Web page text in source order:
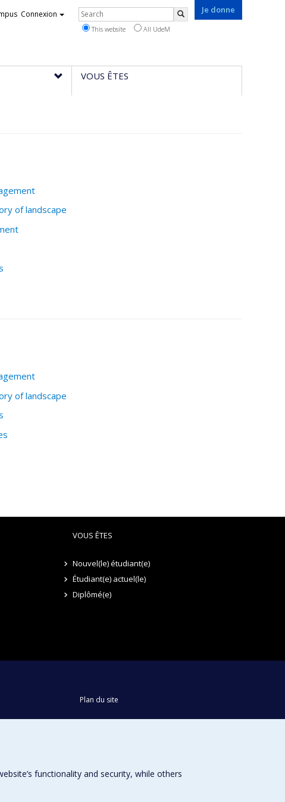
Je donne
Connexion Rechercher
This website All UdeM
VOUS ÊTES
of landscape
of landscape
VOUS ÊTES
Nouvel(le) étudiant(e)
Étudiant(e) actuel(le)
Diplômé(e)
Plan du site
Accessibilité
functionality and security, while others